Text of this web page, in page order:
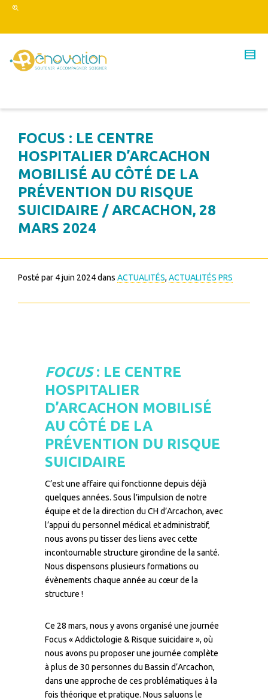
FOCUS : LE CENTRE
HOSPITALIER D’ARCACHON
MOBILISÉ AU CÔTÉ DE LA
PRÉVENTION DU RISQUE
SUICIDAIRE / ARCACHON, 28
MARS 2024
Posté par 4 juin 2024dans ACTUALITÉS, ACTUALITÉS PRS
FOCUS: LE CENTRE
HOSPITALIER
D’ARCACHON MOBILISÉ
AU CÔTÉ DE LA
PRÉVENTION DU RISQUE
SUICIDAIRE
C’est une affaire qui fonctionne depuis déjà
quelques années. Sous l’impulsion de notre
équipe et de la direction du CH d’Arcachon, avec
l’appui du personnel médical et administratif,
nous avons pu tisser des liens avec cette
incontournable structure girondine de la santé.
Nous dispensons plusieurs formations ou
évènements chaque année au cœur de la
structure !
Ce 28 mars, nous y avons organisé une journée
Focus « Addictologie & Risque suicidaire », où
nous avons pu proposer une journée complète
à plus de 30 personnes du Bassin d’Arcachon,
dans une approche de ces problématiques à la
fois théorique et pratique. Nous saluons le